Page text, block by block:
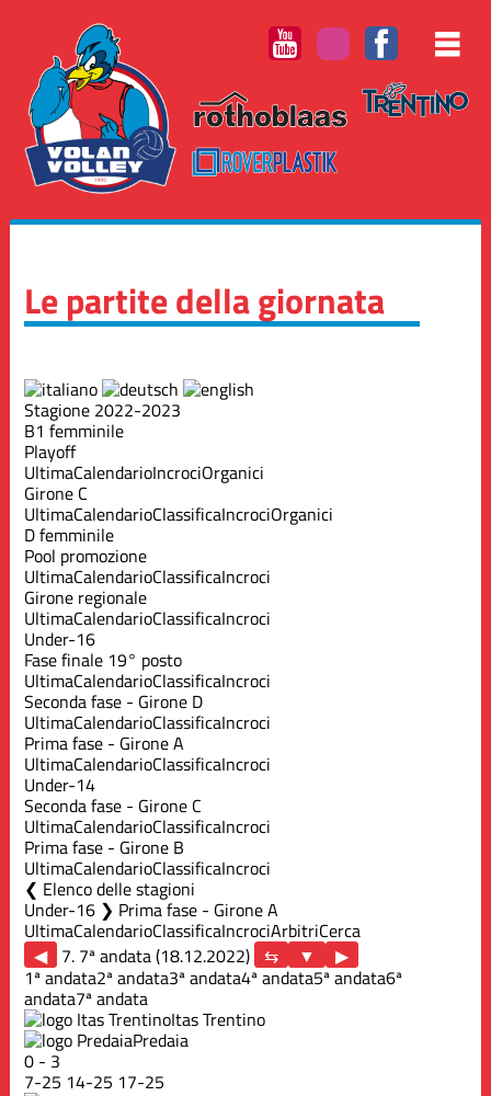
Le partite della giornata
Stagione 2022-2023
B1 femminile
Playoff
UltimaCalendarioIncrociOrganici
Girone C
UltimaCalendarioClassificaIncrociOrganici
D femminile
Pool promozione
UltimaCalendarioClassificaIncroci
Girone regionale
UltimaCalendarioClassificaIncroci
Under-16
Fase finale 19° posto
UltimaCalendarioClassificaIncroci
Seconda fase - Girone D
UltimaCalendarioClassificaIncroci
Prima fase - Girone A
UltimaCalendarioClassificaIncroci
Under-14
Seconda fase - Girone C
UltimaCalendarioClassificaIncroci
Prima fase - Girone B
UltimaCalendarioClassificaIncroci
Elenco delle stagioni
Under-16 ❯ Prima fase - Girone A
UltimaCalendarioClassificaIncrociArbitriCerca
◀ 7. 7ª andata (18.12.2022)
▶
1ª andata2ª andata3ª andata4ª andata5ª andata6ª
andata7ª andata
Itas Trentino
Predaia
0 - 3
7-25 14-25 17-25